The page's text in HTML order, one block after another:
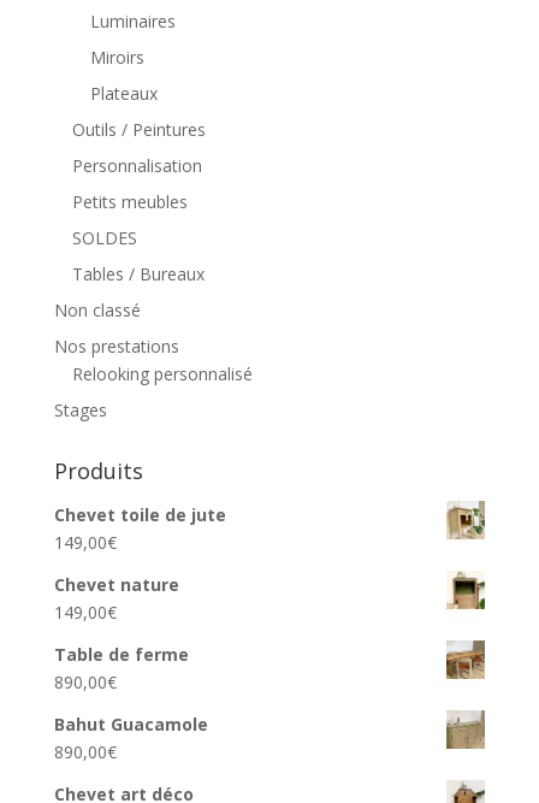
Luminaires
Miroirs
Plateaux
Outils / Peintures
Personnalisation
Petits meubles
SOLDES
Tables / Bureaux
Non classé
Nos prestations
Relooking personnalisé
Stages
Produits
Chevet toile de jute
149,00€
Chevet nature
149,00€
Table de ferme
890,00€
Bahut Guacamole
890,00€
Chevet art déco